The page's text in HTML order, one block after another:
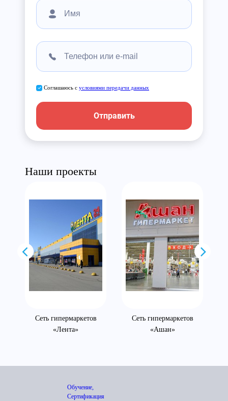
Соглашаюсь с условиями передачи данных
Отправить
Наши проекты
Сеть гипермаркетов
«Лента»
Сеть гипермаркетов
«Ашан»
Обучение,
Сертификация